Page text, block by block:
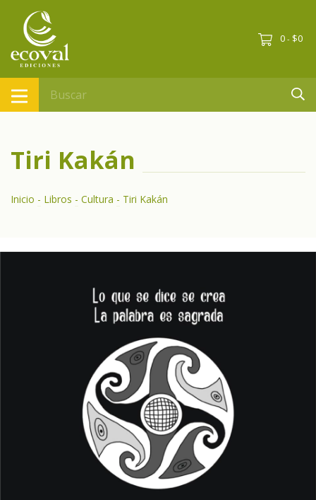
0 - $0
Tiri Kakán
Inicio - Libros - Cultura - Tiri Kakán